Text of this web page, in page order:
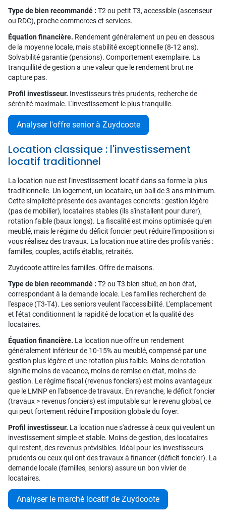
Type de bien recommandé : T2 ou petit T3, accessible (ascenseur
ou RDC), proche commerces et services.
Équation financière. Rendement généralement un peu en dessous
de la moyenne locale, mais stabilité exceptionnelle (8-12 ans).
Solvabilité garantie (pensions). Comportement exemplaire. La
tranquillité de gestion a une valeur que le rendement brut ne
capture pas.
Profil investisseur. Investisseurs très prudents, recherche de
sérénité maximale. L'investissement le plus tranquille.
Analyser l'offre senior à Zuydcoote
Location classique : l'investissement
locatif traditionnel
La location nue est l'investissement locatif dans sa forme la plus
traditionnelle. Un logement, un locataire, un bail de 3 ans minimum.
Cette simplicité présente des avantages concrets : gestion légère
(pas de mobilier), locataires stables (ils s'installent pour durer),
rotation faible (baux longs). La fiscalité est moins optimisée qu'en
meublé, mais le régime du déficit foncier peut réduire l'imposition si
vous réalisez des travaux. La location nue attire des profils variés :
familles, couples, actifs établis, retraités.
Zuydcoote attire les familles. Offre de maisons.
Type de bien recommandé : T2 ou T3 bien situé, en bon état,
correspondant à la demande locale. Les familles recherchent de
l'espace (T3-T4). Les seniors veulent l'accessibilité. L'emplacement
et l'état conditionnent la rapidité de location et la qualité des
locataires.
Équation financière. La location nue offre un rendement
généralement inférieur de 10-15% au meublé, compensé par une
gestion plus légère et une rotation plus faible. Moins de rotation
signifie moins de vacance, moins de remise en état, moins de
gestion. Le régime fiscal (revenus fonciers) est moins avantageux
que le LMNP en l'absence de travaux. En revanche, le déficit foncier
(travaux > revenus fonciers) est imputable sur le revenu global, ce
qui peut fortement réduire l'imposition globale du foyer.
Profil investisseur. La location nue s'adresse à ceux qui veulent un
investissement simple et stable. Moins de gestion, des locataires
qui restent, des revenus prévisibles. Idéal pour les investisseurs
prudents ou ceux qui ont des travaux à financer (déficit foncier). La
demande locale (familles, seniors) assure un bon vivier de
locataires.
Analyser le marché locatif de Zuydcoote